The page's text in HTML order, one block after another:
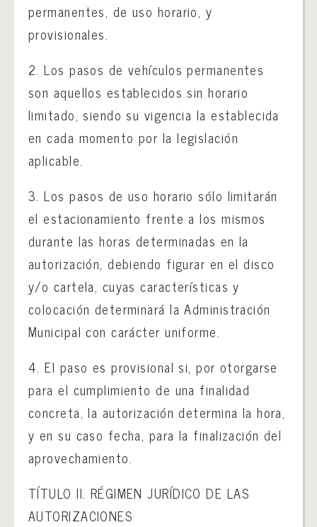
permanentes, de uso horario, y
provisionales.
2. Los pasos de vehículos permanentes
son aquellos establecidos sin horario
limitado, siendo su vigencia la establecida
en cada momento por la legislación
aplicable.
3. Los pasos de uso horario sólo limitarán
el estacionamiento frente a los mismos
durante las horas determinadas en la
autorización, debiendo figurar en el disco
y/o cartela, cuyas características y
colocación determinará la Administración
Municipal con carácter uniforme.
4. El paso es provisional si, por otorgarse
para el cumplimiento de una finalidad
concreta, la autorización determina la hora,
y en su caso fecha, para la finalización del
aprovechamiento.
TÍTULO II. RÉGIMEN JURÍDICO DE LAS
AUTORIZACIONES